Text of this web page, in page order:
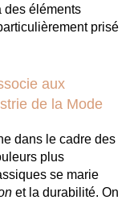
des éléments
prisé
aux
de la Mode
dans le cadre des
plus
se marie
et la durabilité. On